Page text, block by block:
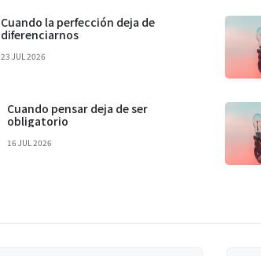
Cuando la perfección deja de
diferenciarnos
23 JUL 2026
Cuando pensar deja de ser
obligatorio
16 JUL 2026